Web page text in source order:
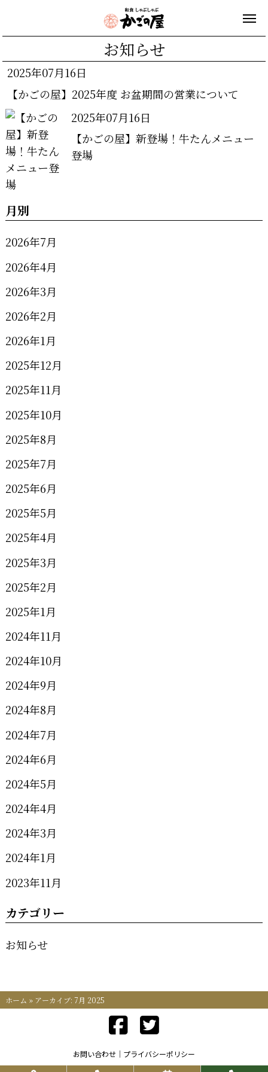
お知らせ
2025年07月16日
【かごの屋】2025年度 お盆期間の営業について
2025年07月16日
【かごの屋】新登場！牛たんメニュー
登場
月別
2026年7月
2026年4月
2026年3月
2026年2月
2026年1月
2025年12月
2025年11月
2025年10月
2025年8月
2025年7月
2025年6月
2025年5月
2025年4月
2025年3月
2025年2月
2025年1月
2024年11月
2024年10月
2024年9月
2024年8月
2024年7月
2024年6月
2024年5月
2024年4月
2024年3月
2024年1月
2023年11月
カテゴリー
お知らせ
ホーム » アーカイブ: 7月 2025
お問い合わせ プライバシーポリシー